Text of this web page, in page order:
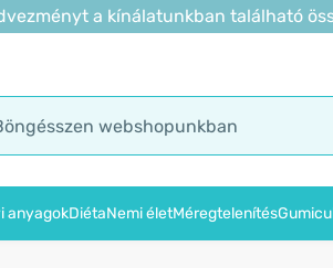
a kínálatunkban található
anyagokDiétaNemi életMéregtelenítés